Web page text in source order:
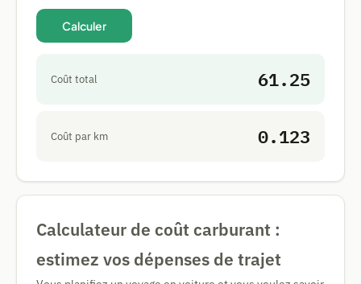
Calculer
Coût total 61.25
Coût par km 0.123
Calculateur de coût carburant :
estimez vos dépenses de trajet